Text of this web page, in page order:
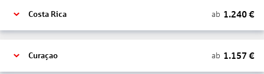
Costa Rica ab 1.240€
Curaçao ab 1.157 €